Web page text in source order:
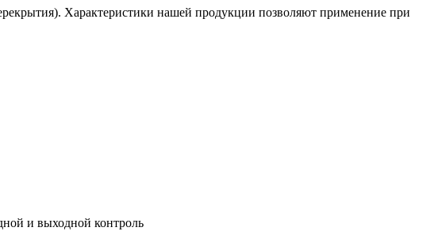
Характеристики нашей продукции позволяют применение при
и выходной контроль